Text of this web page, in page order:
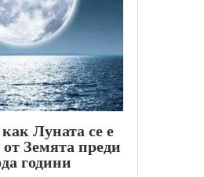
Луната се е
от Земята преди
години